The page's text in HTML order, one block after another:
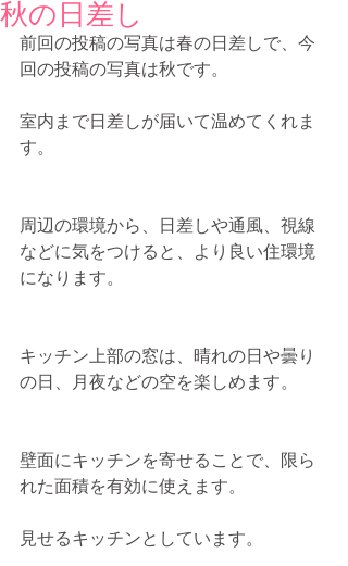
秋の日差し
前回の投稿の写真は春の日差しで、今
回の投稿の写真は秋です。
室内まで日差しが届いて温めてくれま
す。
周辺の環境から、日差しや通風、視線
などに気をつけると、より良い住環境
になります。
キッチン上部の窓は、晴れの日や曇り
の日、月夜などの空を楽しめます。
壁面にキッチンを寄せることで、限ら
れた面積を有効に使えます。
見せるキッチンとしています。